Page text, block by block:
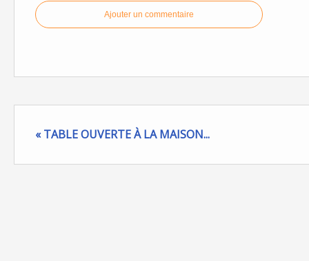
Ajouter un commentaire
« TABLE OUVERTE À LA MAISON...